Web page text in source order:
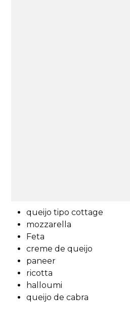
queijo tipo cottage
mozzarella
Feta
creme de queijo
paneer
ricotta
halloumi
queijo de cabra